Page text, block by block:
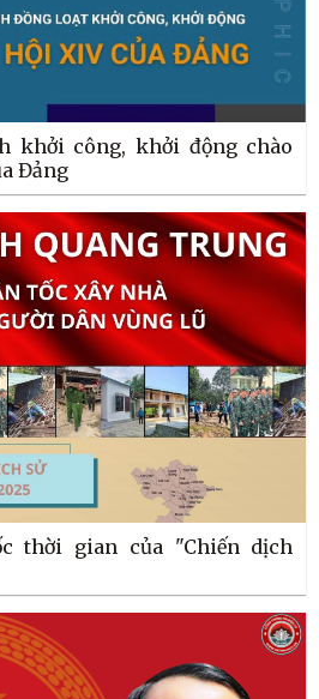
khởi công, khởi động chào
Đảng
thời gian của "Chiến dịch